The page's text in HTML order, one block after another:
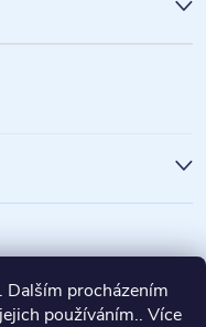
Dalším procházením
používáním.. Více